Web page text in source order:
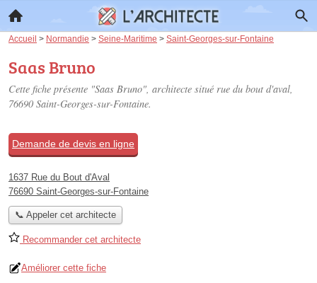
Accueil > Normandie > Seine-Maritime > Saint-Georges-sur-Fontaine
Saas Bruno
Cette fiche présente "Saas Bruno", architecte situé rue du bout d'aval,
76690 Saint-Georges-sur-Fontaine.
Demande de devis en ligne
1637 Rue du Bout d'Aval
76690 Saint-Georges-sur-Fontaine
📞 Appeler cet architecte
Recommander cet architecte
Améliorer cette fiche